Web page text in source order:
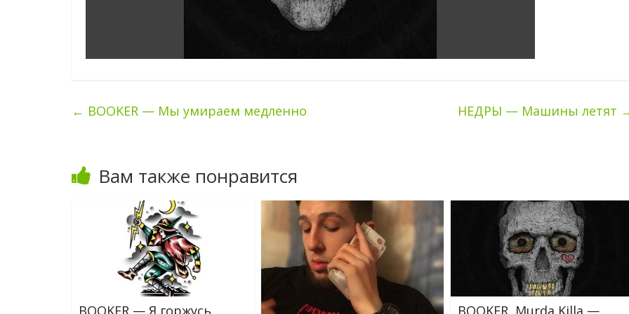
← BOOKER — Мы умираем медленно НЕДРЫ — Машины летят
Вам также понравится
BOOKER — Я горжусь BOOKER, Murda Killa —